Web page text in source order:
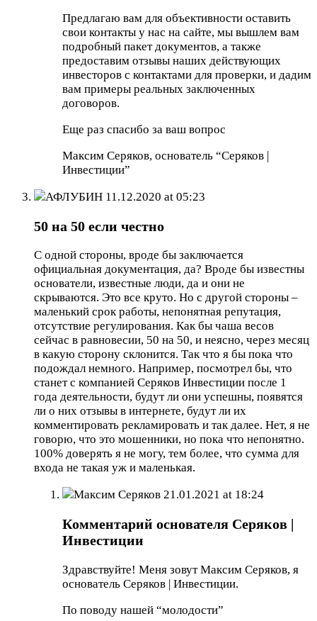
Предлагаю вам для объективности оставить
свои контакты у нас на сайте, мы вышлем вам
подробный пакет документов, а также
предоставим отзывы наших действующих
инвесторов с контактами для проверки, и дадим
вам примеры реальных заключенных
договоров.
Еще раз спасибо за ваш вопрос
Максим Серяков, основатель “Серяков |
Инвестиции”
АФЛУБИН 11.12.2020 at 05:23
50 на 50 если честно
С одной стороны, вроде бы заключается
официальная документация, да? Вроде бы известны
основатели, известные люди, да и они не
скрываются. Это все круто. Но с другой стороны –
маленький срок работы, непонятная репутация,
отсутствие регулирования. Как бы чаша весов
сейчас в равновесии, 50 на 50, и неясно, через месяц
в какую сторону склонится. Так что я бы пока что
подождал немного. Например, посмотрел бы, что
станет с компанией Серяков Инвестиции после 1
года деятельности, будут ли они успешны, появятся
ли о них отзывы в интернете, будут ли их
комментировать рекламировать и так далее. Нет, я не
говорю, что это мошенники, но пока что непонятно.
100% доверять я не могу, тем более, что сумма для
входа не такая уж и маленькая.
Максим Серяков 21.01.2021 at 18:24
Комментарий основателя Серяков |
Инвестиции
Здравствуйте! Меня зовут Максим Серяков, я
основатель Серяков | Инвестиции.
По поводу нашей “молодости”